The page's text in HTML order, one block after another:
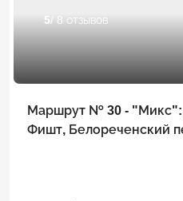
5/ 8 отзывов
Маршрут № 30 - "Микс":
Фишт, Белореченский